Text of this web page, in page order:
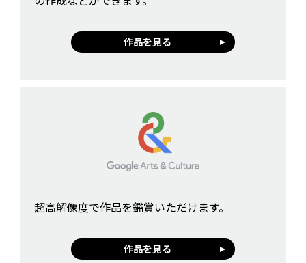
作品を見る
超高解像度で作品を鑑賞いただけます。
作品を見る